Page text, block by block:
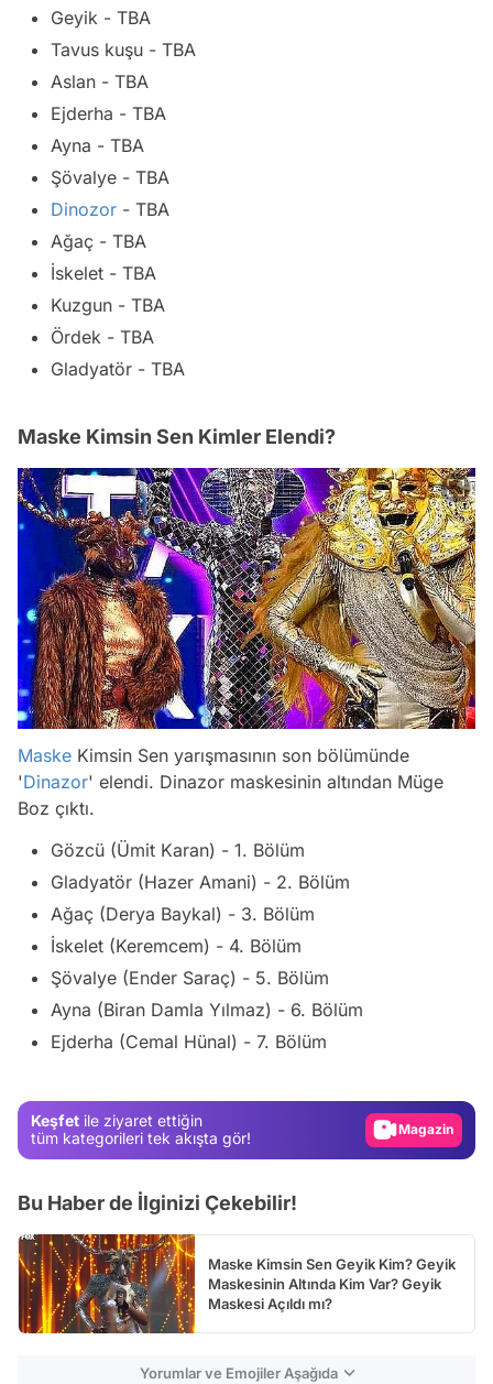
Geyik - TBA
Tavus kuşu - TBA
Aslan - TBA
Ejderha - TBA
Ayna - TBA
Şövalye - TBA
Dinozor - TBA
Ağaç - TBA
İskelet - TBA
Kuzgun - TBA
Ördek - TBA
Gladyatör - TBA
Maske Kimsin Sen Kimler Elendi?
Maske Kimsin Sen yarışmasının son bölümünde
'Dinazor' elendi. Dinazor maskesinin altından Müge
Boz çıktı.
Gözcü (Ümit Karan) - 1. Bölüm
Gladyatör (Hazer Amani) - 2. Bölüm
Ağaç (Derya Baykal) - 3. Bölüm
İskelet (Keremcem) - 4. Bölüm
Şövalye (Ender Saraç) - 5. Bölüm
Ayna (Biran Damla Yılmaz) - 6. Bölüm
Ejderha (Cemal Hünal) - 7. Bölüm
Keşfet ile ziyaret ettiğin
tüm kategorileri tek akışta gör!
Magazin
Bu Haber de İlginizi Çekebilir!
Maske Kimsin Sen Geyik Kim? Geyik
Maskesinin Altında Kim Var? Geyik
Maskesi Açıldı mı?
Yorumlar ve Emojiler Aşağıda